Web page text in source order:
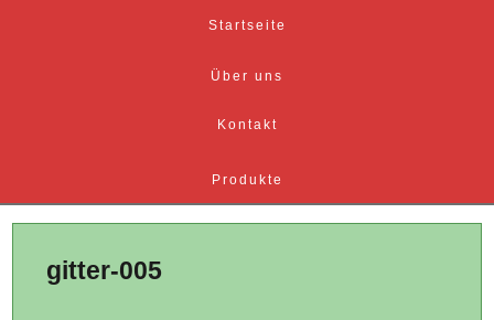
Startseite
Über uns
Produkte
Kontakt
gitter-005